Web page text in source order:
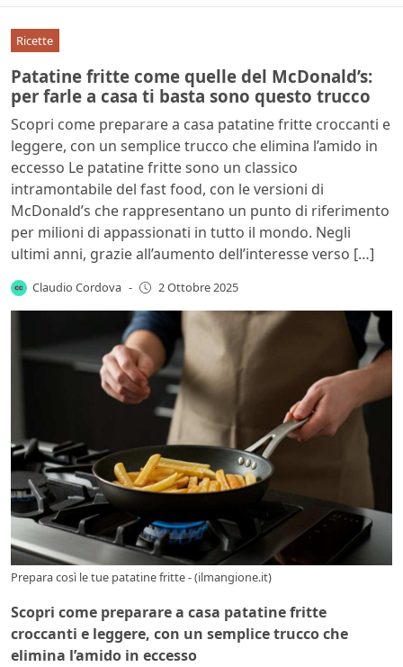
Ricette
Patatine fritte come quelle del McDonald’s:
per farle a casa ti basta sono questo trucco
Scopri come preparare a casa patatine fritte croccanti e
leggere, con un semplice trucco che elimina l’amido in
eccesso Le patatine fritte sono un classico
intramontabile del fast food, con le versioni di
McDonald’s che rappresentano un punto di riferimento
per milioni di appassionati in tutto il mondo. Negli
ultimi anni, grazie all’aumento dell’interesse verso […]
Claudio Cordova - 2 Ottobre 2025
Prepara così le tue patatine fritte - (ilmangione.it)
Scopri come preparare a casa patatine fritte
croccanti e leggere, con un semplice trucco che
elimina l’amido in eccesso